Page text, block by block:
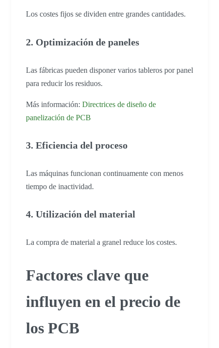
Los costes fijos se dividen entre grandes cantidades.
2. Optimización de paneles
Las fábricas pueden disponer varios tableros por panel
para reducir los residuos.
Más información: Directrices de diseño de
panelización de PCB
3. Eficiencia del proceso
Las máquinas funcionan continuamente con menos
tiempo de inactividad.
4. Utilización del material
La compra de material a granel reduce los costes.
Factores clave que
influyen en el precio de
los PCB